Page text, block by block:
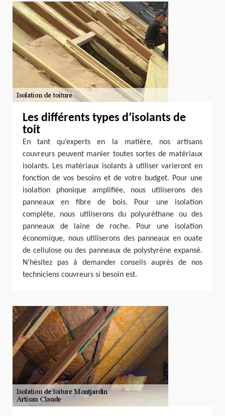
Les différents types d’isolants de
toit
En tant qu’experts en la matière, nos artisans
couvreurs peuvent manier toutes sortes de matériaux
isolants. Les matériaux isolants à utiliser varieront en
fonction de vos besoins et de votre budget. Pour une
isolation phonique amplifiée, nous utiliserons des
panneaux en fibre de bois. Pour une isolation
complète, nous utiliserons du polyuréthane ou des
panneaux de laine de roche. Pour une isolation
économique, nous utiliserons des panneaux en ouate
de cellulose ou des panneaux de polystyrène expansé.
N’hésitez pas à demander conseils auprès de nos
techniciens couvreurs si besoin est.